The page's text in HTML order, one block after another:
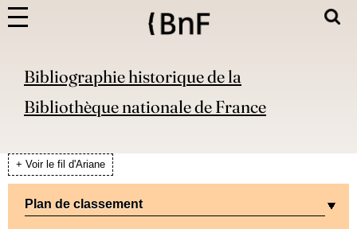
Bibliographie historique de la
Bibliothèque nationale de France
+ Voir le fil d'Ariane
Plan de classement